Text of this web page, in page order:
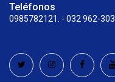
Teléfonos
0985782121. - 032 962-303